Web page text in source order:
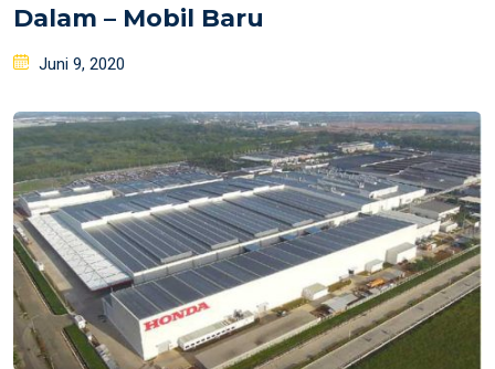
Dalam – Mobil Baru
Posted
Juni 9, 2020